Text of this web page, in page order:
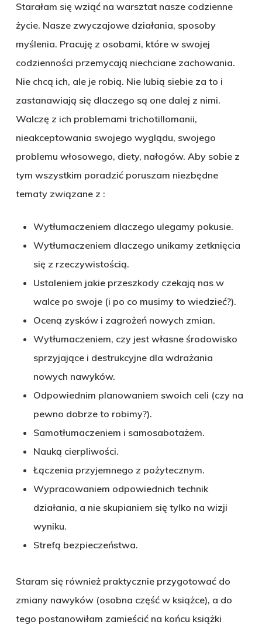
Starałam się wziąć na warsztat nasze codzienne
życie. Nasze zwyczajowe działania, sposoby
myślenia. Pracuję z osobami, które w swojej
codzienności przemycają niechciane zachowania.
Nie chcą ich, ale je robią. Nie lubią siebie za to i
zastanawiają się dlaczego są one dalej z nimi.
Walczę z ich problemami trichotillomanii,
nieakceptowania swojego wyglądu, swojego
problemu włosowego, diety, nałogów. Aby sobie z
tym wszystkim poradzić poruszam niezbędne
tematy związane z :
Wytłumaczeniem dlaczego ulegamy pokusie.
Wytłumaczeniem dlaczego unikamy zetknięcia
się z rzeczywistością.
Ustaleniem jakie przeszkody czekają nas w
walce po swoje (i po co musimy to wiedzieć?).
Oceną zysków i zagrożeń nowych zmian.
Wytłumaczeniem, czy jest własne środowisko
sprzyjające i destrukcyjne dla wdrażania
nowych nawyków.
Odpowiednim planowaniem swoich celi (czy na
pewno dobrze to robimy?).
Samotłumaczeniem i samosabotażem.
Nauką cierpliwości.
Łączenia przyjemnego z pożytecznym.
Wypracowaniem odpowiednich technik
działania, a nie skupianiem się tylko na wizji
wyniku.
Strefą bezpieczeństwa.
Staram się również praktycznie przygotować do
zmiany nawyków (osobna część w książce), a do
tego postanowiłam zamieścić na końcu książki